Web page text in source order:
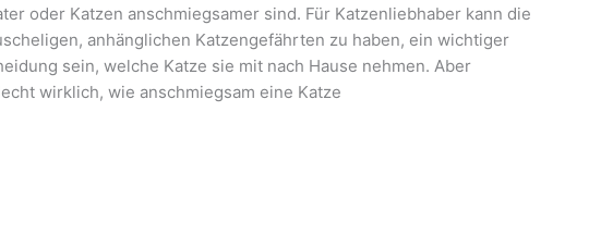
oder Katzen anschmiegsamer sind. Für Katzenliebhaber kann die
anhänglichen Katzengefährten zu haben, ein wichtiger
sein, welche Katze sie mit nach Hause nehmen. Aber
wirklich, wie anschmiegsam eine Katze